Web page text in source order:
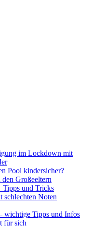
im Lockdown mit
Pool kindersicher?
Großeeltern
Tipps und Tricks
schlechten Noten
wichtige Tipps und Infos
für sich